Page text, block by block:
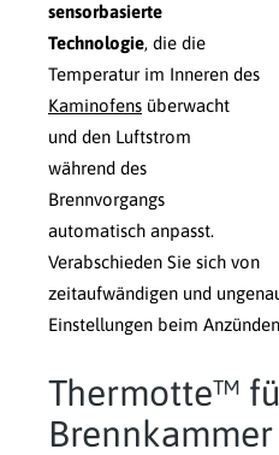
sensorbasierte
Technologie, die die
Temperatur im Inneren des
Kaminofens überwacht
und den Luftstrom
während des
Brennvorgangs
automatisch anpasst.
Verabschieden Sie sich von
zeitaufwändigen und
Einstellungen beim
Thermotte™
Brennkammer